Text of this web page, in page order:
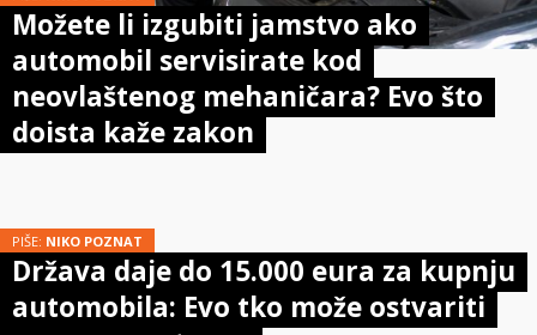
Možete li izgubiti jamstvo ako
automobil servisirate kod
neovlaštenog mehaničara? Evo što
doista kaže zakon
PIŠE: NIKO POZNAT
Država daje do 15.000 eura za kupnju
automobila: Evo tko može ostvariti